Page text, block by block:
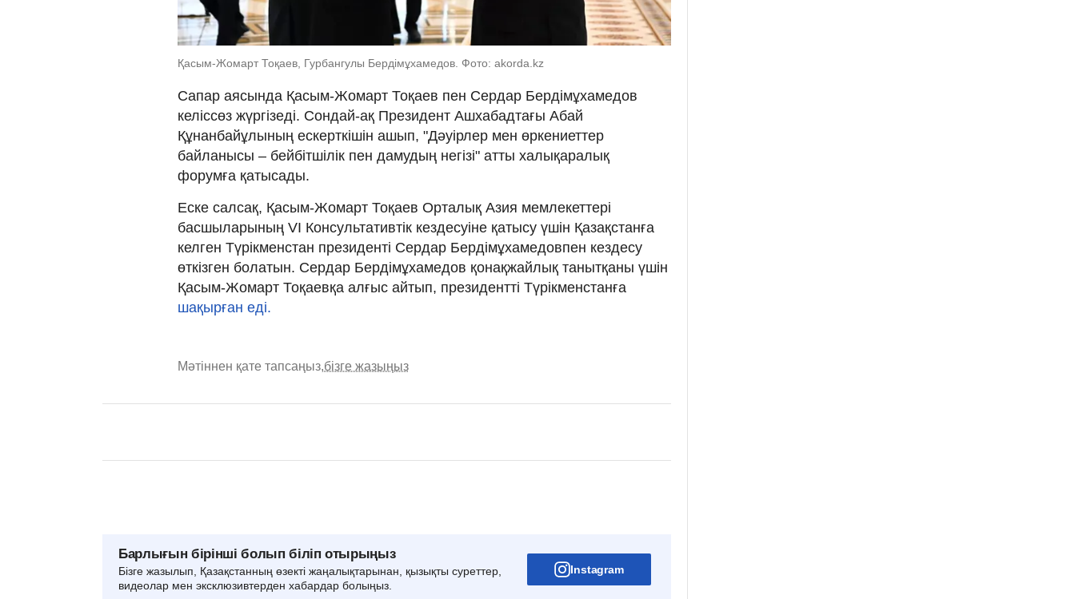
Қасым-Жомарт Тоқаев, Гурбангулы Бердімұхамедов. Фото: akorda.kz
Сапар аясында Қасым-Жомарт Тоқаев пен Сердар Бердімұхамедов
келіссөз жүргізеді. Сондай-ақ Президент Ашхабадтағы Абай
Құнанбайұлының ескерткішін ашып, "Дәуірлер мен өркениеттер
байланысы – бейбітшілік пен дамудың негізі" атты халықаралық
форумға қатысады.
Еске салсақ, Қасым-Жомарт Тоқаев Орталық Азия мемлекеттері
басшыларының VI Консультативтік кездесуіне қатысу үшін Қазақстанға
келген Түрікменстан президенті Сердар Бердімұхамедовпен кездесу
өткізген болатын. Сердар Бердімұхамедов қонақжайлық танытқаны үшін
Қасым-Жомарт Тоқаевқа алғыс айтып, президентті Түрікменстанға
шақырған еді.
Мәтіннен қате тапсаңыз,бізге жазыңыз
Барлығын бірінші болып біліп отырыңыз
Бізге жазылып, Қазақстанның өзекті жаңалықтарынан, қызықты суреттер,
видеолар мен эксклюзивтерден хабардар болыңыз.
Instagram